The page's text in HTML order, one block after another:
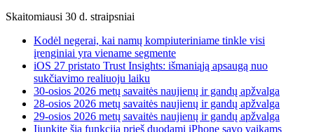
Skaitomiausi 30 d. straipsniai
Kodėl negerai, kai namų kompiuteriniame tinkle visi
įrenginiai yra viename segmente
iOS 27 pristato Trust Insights: išmaniąją apsaugą nuo
sukčiavimo realiuoju laiku
30-osios 2026 metų savaitės naujienų ir gandų apžvalga
28-osios 2026 metų savaitės naujienų ir gandų apžvalga
29-osios 2026 metų savaitės naujienų ir gandų apžvalga
Įjunkite šią funkciją prieš duodami iPhone savo vaikams